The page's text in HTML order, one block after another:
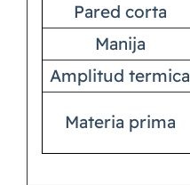
Pared corta
Manija
Amplitud termica
Materia prima